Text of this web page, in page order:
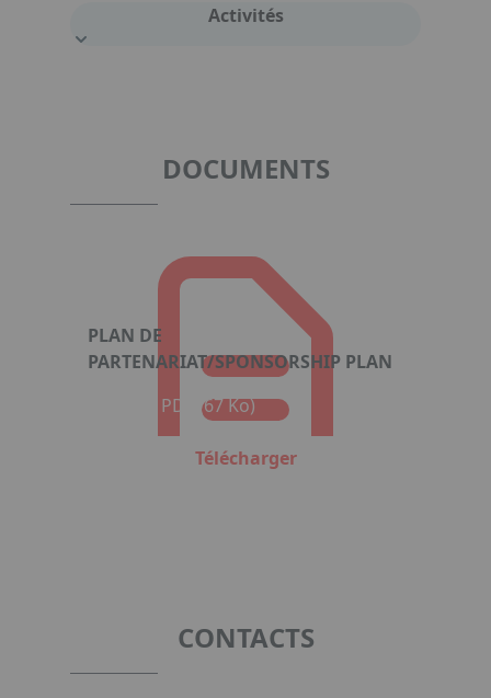
Activités
DOCUMENTS
PLAN DE
PARTENARIAT/SPONSORSHIP PLAN
Format : PDF (67 Ko)
Télécharger
CONTACTS